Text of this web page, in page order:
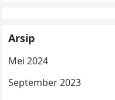
Arsip
Mei 2024
September 2023